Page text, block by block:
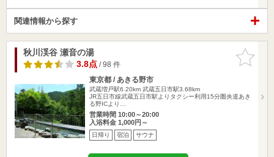
関連情報から探す
お気に入
りに追加
秋川渓谷 瀬音の湯
3.8点/ 98 件
東京都 / あきる野市
武蔵増戸駅6.20km 武蔵五日市駅3.68km
JR五日市線武蔵五日市駅よりタクシー利用15分圏央道あき
る野ICより…
営業時間 10:00～20:00
入浴料金 1,000円～
日帰り 宿泊 サウナ